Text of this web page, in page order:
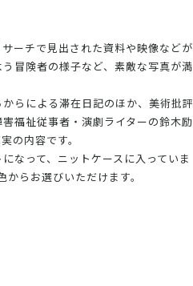
ーチで見出された資料や映像などが
冒険者の様子など、素敵な写真が満
らによる滞在日記のほか、美術批評
福祉従事者・演劇ライターの鈴木励
の内容です。
なって、ニットケースに入っていま
らお選びいただけます。